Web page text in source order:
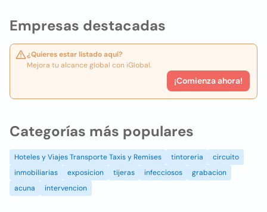
Empresas destacadas
¿Quieres estar listado aquí?
Mejora tu alcance global con iGlobal.
¡Comienza ahora!
Categorías más populares
Hoteles y Viajes Transporte Taxis y Remises tintoreria
circuito
inmobiliarias
exposicion tijeras infecciosos
grabacion
acuna
intervencion